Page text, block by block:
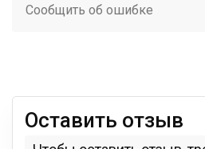
Сообщить об ошибке
Оставить отзыв